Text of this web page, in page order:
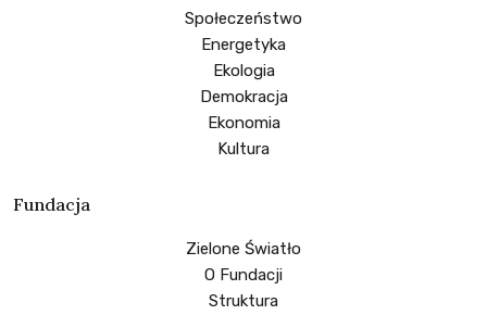
Społeczeństwo
Energetyka
Ekologia
Demokracja
Ekonomia
Kultura
Fundacja
Zielone Światło
O Fundacji
Struktura